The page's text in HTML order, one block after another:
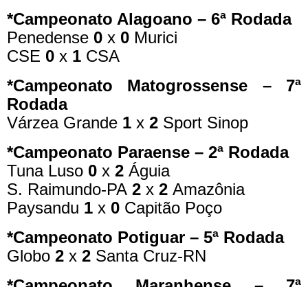
*Campeonato Alagoano – 6ª Rodada
Penedense 0 x 0 Murici
CSE 0 x 1 CSA
*Campeonato Matogrossense – 7ª
Rodada
Várzea Grande 1 x 2 Sport Sinop
*Campeonato Paraense – 2ª Rodada
Tuna Luso 0 x 2 Águia
S. Raimundo-PA 2 x 2 Amazônia
Paysandu 1 x 0 Capitão Poço
*Campeonato Potiguar – 5ª Rodada
Globo 2 x 2 Santa Cruz-RN